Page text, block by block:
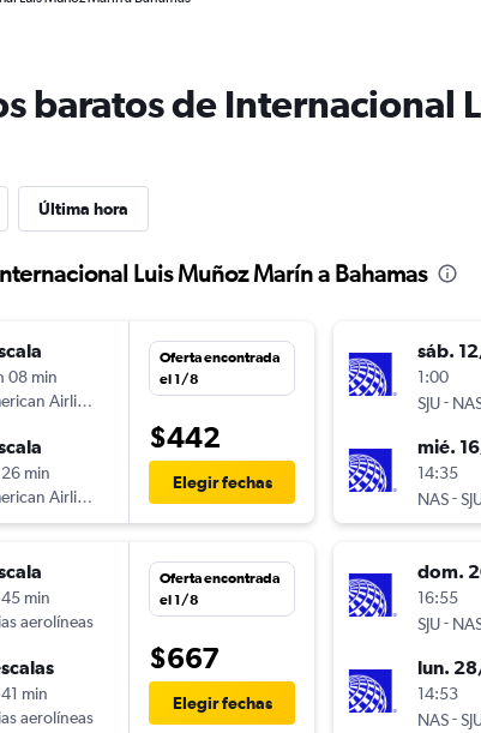
baratos de Internacional
Última hora
Luis Muñoz Marín a Bahamas
08 min
Airlines
min
Airlines
Oferta encontrada
el 1/8
$442
Elegir fechas
min
aerolíneas
min
aerolíneas
Oferta encontrada
el 1/8
$667
Elegir fechas
sáb.
1:00
SJU-
mié.
14:35
NAS-
dom.
16:55
SJU-
lun.
14:53
NAS-